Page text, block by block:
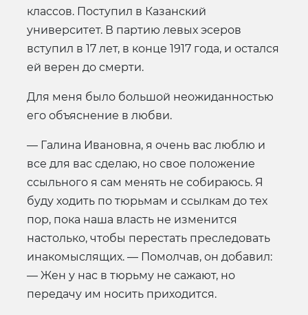
классов. Поступил в Казанский
университет. В партию левых эсеров
вступил в 17 лет, в конце 1917 года, и остался
ей верен до смерти.
Для меня было большой неожиданностью
его объяснение в любви.
— Галина Ивановна, я очень вас люблю и
все для вас сделаю, но свое положение
ссыльного я сам менять не собираюсь. Я
буду ходить по тюрьмам и ссылкам до тех
пор, пока наша власть не изменится
настолько, чтобы перестать преследовать
инакомыслящих. — Помолчав, он добавил:
— Жен у нас в тюрьму не сажают, но
передачу им носить приходится.